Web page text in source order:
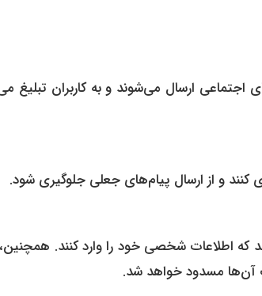
ارسال می‌شوند و به کاربران تبلیغ
کنند و از ارسال پیام‌های جعلی جلوگیری شود.
که اطلاعات شخصی خود را وارد کنند.
آن‌ها مسدود خواهد شد.